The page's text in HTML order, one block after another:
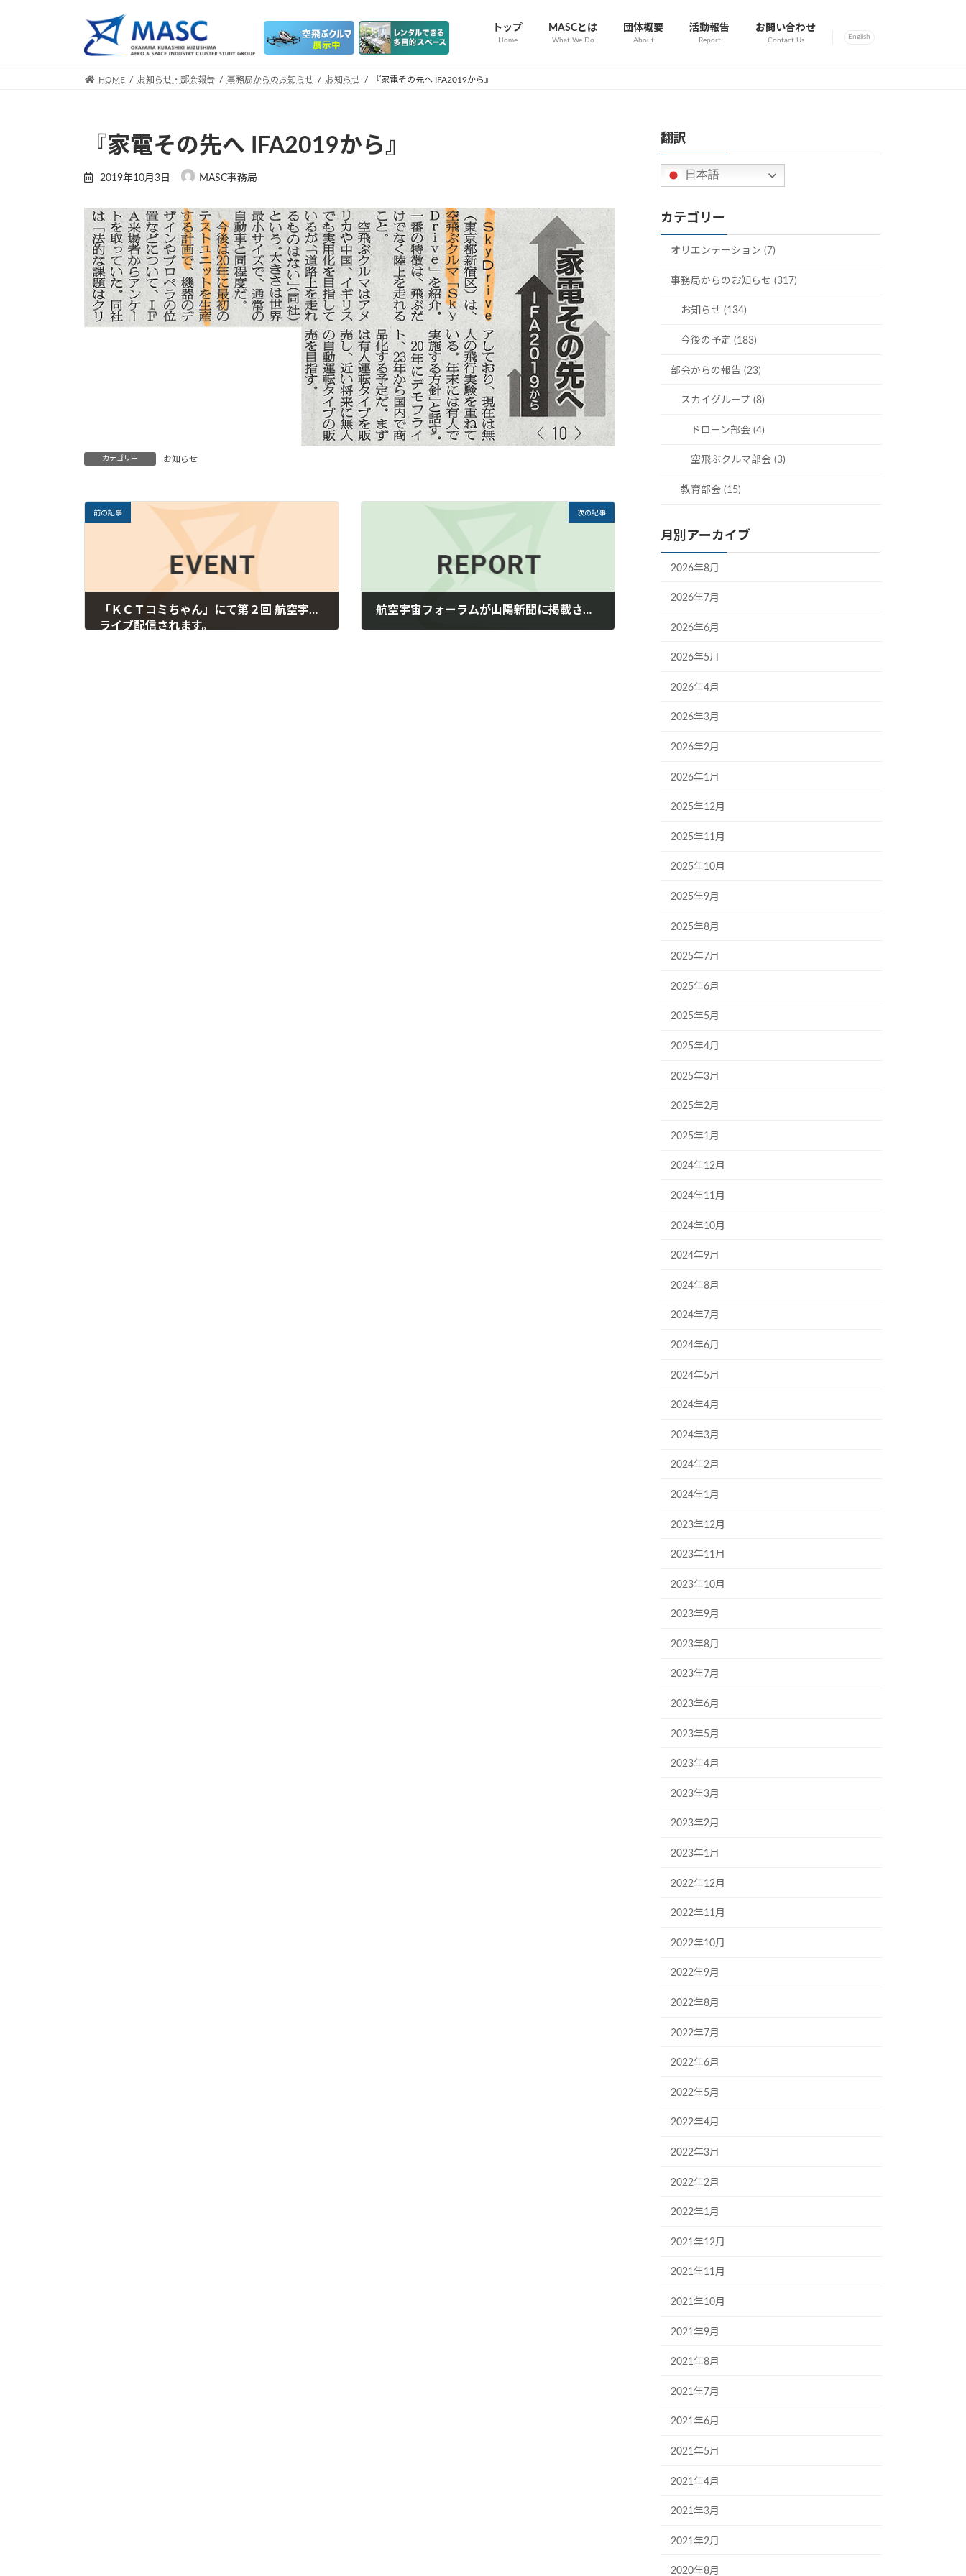
トップ
Home
MASCとは
What We Do
団体概要
About
活動報告
Report
お問い合わせ
Contact Us English
HOME お知らせ・部会報告 事務局からのお知らせ お知らせ 『家電その先へ IFA2019から』
『家電その先へ IFA2019から』
2019年10月3日 MASC事務局
カテゴリー お知らせ
前の記事
「ＫＣＴコミちゃん」にて第２回 航空宇宙ビジネスフォーラム in 倉敷の様子が
ライブ配信されます。
次の記事
航空宇宙フォーラムが山陽新聞に掲載されました
翻訳
日本語
カテゴリー
オリエンテーション (7)
事務局からのお知らせ (317)
お知らせ (134)
今後の予定 (183)
部会からの報告 (23)
スカイグループ (8)
ドローン部会 (4)
空飛ぶクルマ部会 (3)
教育部会 (15)
月別アーカイブ
2026年8月
2026年7月
2026年6月
2026年5月
2026年4月
2026年3月
2026年2月
2026年1月
2025年12月
2025年11月
2025年10月
2025年9月
2025年8月
2025年7月
2025年6月
2025年5月
2025年4月
2025年3月
2025年2月
2025年1月
2024年12月
2024年11月
2024年10月
2024年9月
2024年8月
2024年7月
2024年6月
2024年5月
2024年4月
2024年3月
2024年2月
2024年1月
2023年12月
2023年11月
2023年10月
2023年9月
2023年8月
2023年7月
2023年6月
2023年5月
2023年4月
2023年3月
2023年2月
2023年1月
2022年12月
2022年11月
2022年10月
2022年9月
2022年8月
2022年7月
2022年6月
2022年5月
2022年4月
2022年3月
2022年2月
2022年1月
2021年12月
2021年11月
2021年10月
2021年9月
2021年8月
2021年7月
2021年6月
2021年5月
2021年4月
2021年3月
2021年2月
2020年8月